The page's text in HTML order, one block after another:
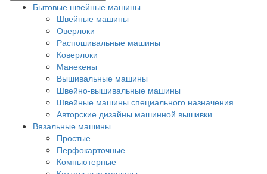
Бытовые швейные машины
Швейные машины
Оверлоки
Распошивальные машины
Коверлоки
Манекены
Вышивальные машины
Швейно-вышивальные машины
Швейные машины специального назначения
Авторские дизайны машинной вышивки
Вязальные машины
Простые
Перфокарточные
Компьютерные